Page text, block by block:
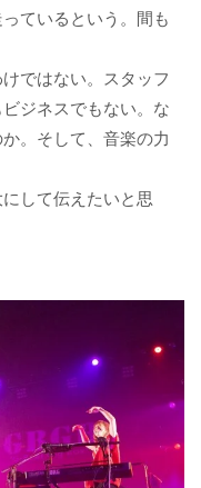
ているという。間も
ではない。スタッフ
ジネスでもない。な
。そして、音楽の力
して伝えたいと思